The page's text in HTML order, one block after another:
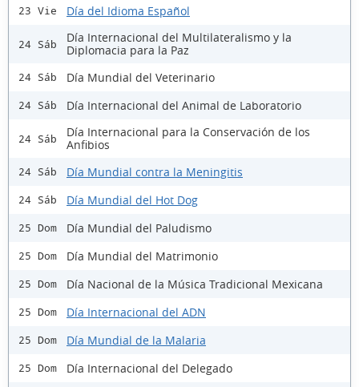
23 Vie Día del Idioma Español
24 Sáb
Día Internacional del Multilateralismo y la
Diplomacia para la Paz
24 Sáb Día Mundial del Veterinario
24 Sáb Día Internacional del Animal de Laboratorio
24 Sáb
Día Internacional para la Conservación de los
Anfibios
24 Sáb Día Mundial contra la Meningitis
24 Sáb Día Mundial del Hot Dog
25 Dom Día Mundial del Paludismo
25 Dom Día Mundial del Matrimonio
25 Dom Día Nacional de la Música Tradicional Mexicana
25 Dom Día Internacional del ADN
25 Dom Día Mundial de la Malaria
25 Dom Día Internacional del Delegado